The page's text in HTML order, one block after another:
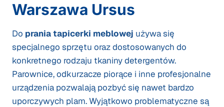
Warszawa Ursus
Do praniatapicerki meblowej używa się
specjalnego sprzętu oraz dostosowanych do
konkretnego rodzaju tkaniny detergentów.
Parownice, odkurzacze piorące i inne profesjonalne
urządzenia pozwalają pozbyć się nawet bardzo
uporczywych plam. Wyjątkowo problematyczne są